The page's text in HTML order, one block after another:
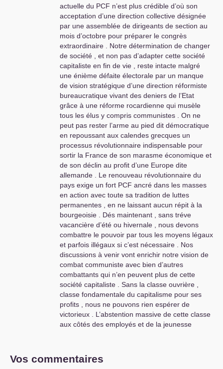
Désobéissance civique ,
occupations de lieux de travail , nuit
debout partout , députés Macron
mis au rencart et bien d’autres
formes d’action qui peut aboutir à
une grève générale
insurrectionnelle qui renverse la 5
république et met en place une 6
république populaire construisant le
socialisme et le communisme
absolument nécessaire face au
chaos économique bourgeois et
son capitalisme de rente qui détruit
la vie des travailleurs et aussi la
planète .
Est-ce que la direction actuelle du
PCFest capable d’offrir cette
nouvelle stratégie d’action aux
militants et au peuple? Si ce n’est
pas possible avec cette direction ,
alors nous devons la changer sur
une base révolutionnaire qui fera
peur au bourgeois et l’obligera à
faire des «fautes historiques»
accélérant sa défaite obligatoire
pour offrir un autre avenir aux
nouvelles générations mises en
jachères permanentes .
actuelle du PCF n’est plus crédible d’où son
acceptation d’une direction collective désignée
par une assemblée de dirigeants de section au
mois d’octobre pour préparer le congrès
extraordinaire . Notre détermination de changer
de société , et non pas d’adapter cette société
capitaliste en fin de vie , reste intacte malgré
une énième défaite électorale par un manque
de vision stratégique d’une direction réformiste
bureaucratique vivant des deniers de l’Etat
grâce à une réforme rocardienne qui musèle
tous les élus y compris communistes . On ne
peut pas rester l’arme au pied dit démocratique
en repoussant aux calendes grecques un
processus révolutionnaire indispensable pour
sortir la France de son marasme économique et
de son déclin au profit d’une Europe dite
allemande . Le renouveau révolutionnaire du
pays exige un fort PCF ancré dans les masses
en action avec toute sa tradition de luttes
permanentes , en ne laissant aucun répit à la
bourgeoisie . Dés maintenant , sans tréve
vacancière d’été ou hivernale , nous devons
combattre le pouvoir par tous les moyens légaux
et parfois illégaux si c’est nécessaire . Nos
discussions à venir vont enrichir notre vision de
combat communiste avec bien d’autres
combattants qui n’en peuvent plus de cette
société capitaliste . Sans la classe ouvrière ,
classe fondamentale du capitalisme pour ses
profits , nous ne pouvons rien espérer de
victorieux . L’abstention massive de cette classe
aux côtés des employés et de la jeunesse
se mettre en action permanente pour supprimer
la société capitaliste en fin de logique historique
Vos commentaires